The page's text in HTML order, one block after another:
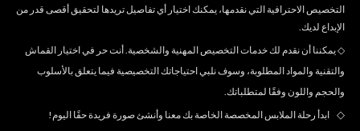
التخصيص الاحترافية التي نقدمها، يمكنك اختيار أي تفاصيل تريدها لتحقيق أقصى قدر من
الإبداع لديك.
◇يمكننا أن نقدم لك خدمات التخصيص المهنية والشخصية. أنت حر في اختيار القماش
والتقنية والمواد المطلوبة، وسوف نلبي احتياجاتك التخصيصية فيما يتعلق بالأسلوب
والحجم واللون وفقًا لمتطلباتك.
◇ ابدأ رحلة الملابس المخصصة الخاصة بك معنا وأنشئ صورة فريدة حقًا اليوم!